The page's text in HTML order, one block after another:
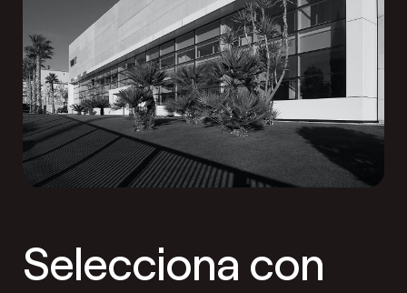
Selecciona con